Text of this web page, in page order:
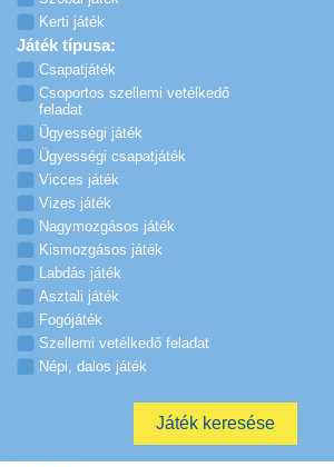
Kerti játék
Játék típusa:
Csapatjáték
Csoportos szellemi vetélkedő
feladat
Ügyességi játék
Ügyességi csapatjáték
Vicces játék
Vizes játék
Nagymozgásos játék
Kismozgásos játék
Labdás játék
Asztali játék
Fogójáték
Szellemi vetélkedő feladat
Népi, dalos játék